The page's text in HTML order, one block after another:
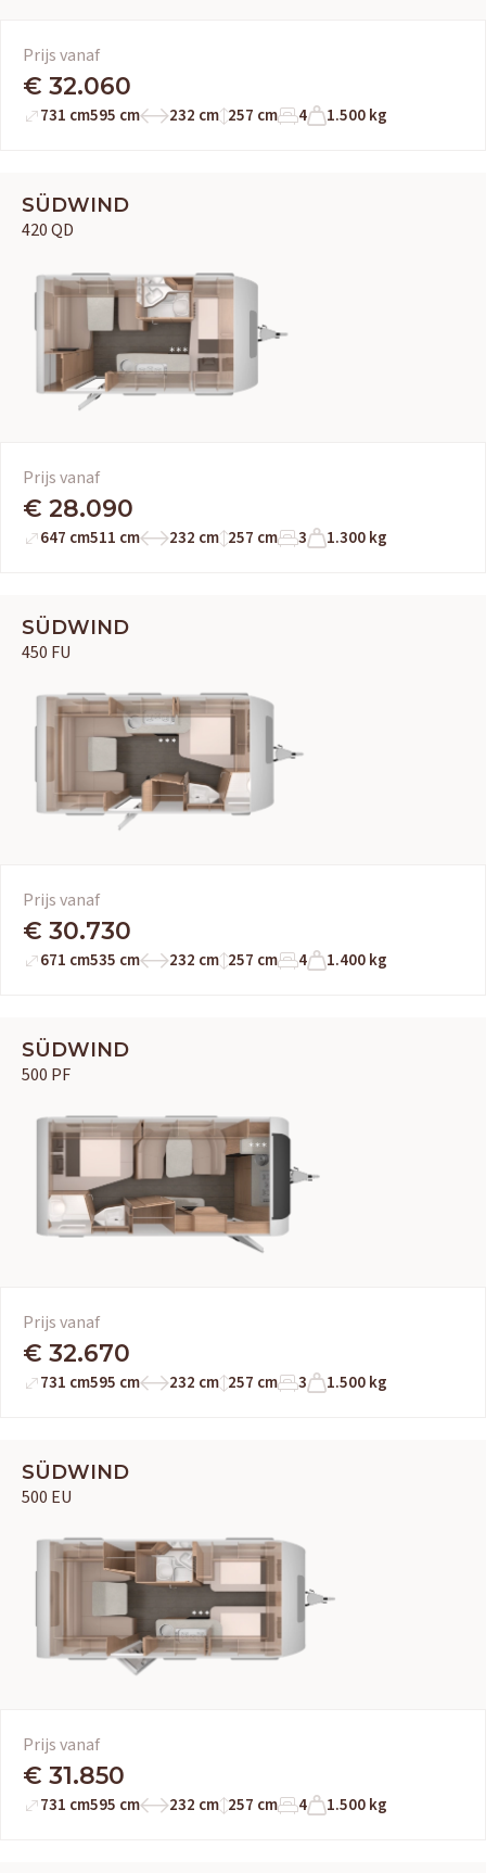
Prijs vanaf
€ 32.060
731 cm595 cm 232 cm 257 cm 4 1.500 kg
SÜDWIND
420 QD
Prijs vanaf
€ 28.090
647 cm511 cm 232 cm 257 cm 3 1.300 kg
SÜDWIND
450 FU
Prijs vanaf
€ 30.730
671 cm535 cm 232 cm 257 cm 4 1.400 kg
SÜDWIND
500 PF
Prijs vanaf
€ 32.670
731 cm595 cm 232 cm 257 cm 3 1.500 kg
SÜDWIND
500 EU
Prijs vanaf
€ 31.850
731 cm595 cm 232 cm 257 cm 4 1.500 kg
OUD GASTEL
AdriaEribaHymerKnaus
HERPEN
Adria